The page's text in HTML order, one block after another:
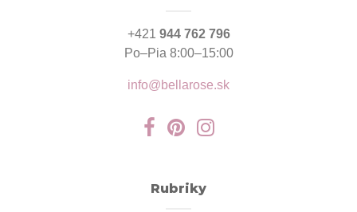
+421 944 762 796
Po–Pia 8:00–15:00
info@bellarose.sk
Rubriky